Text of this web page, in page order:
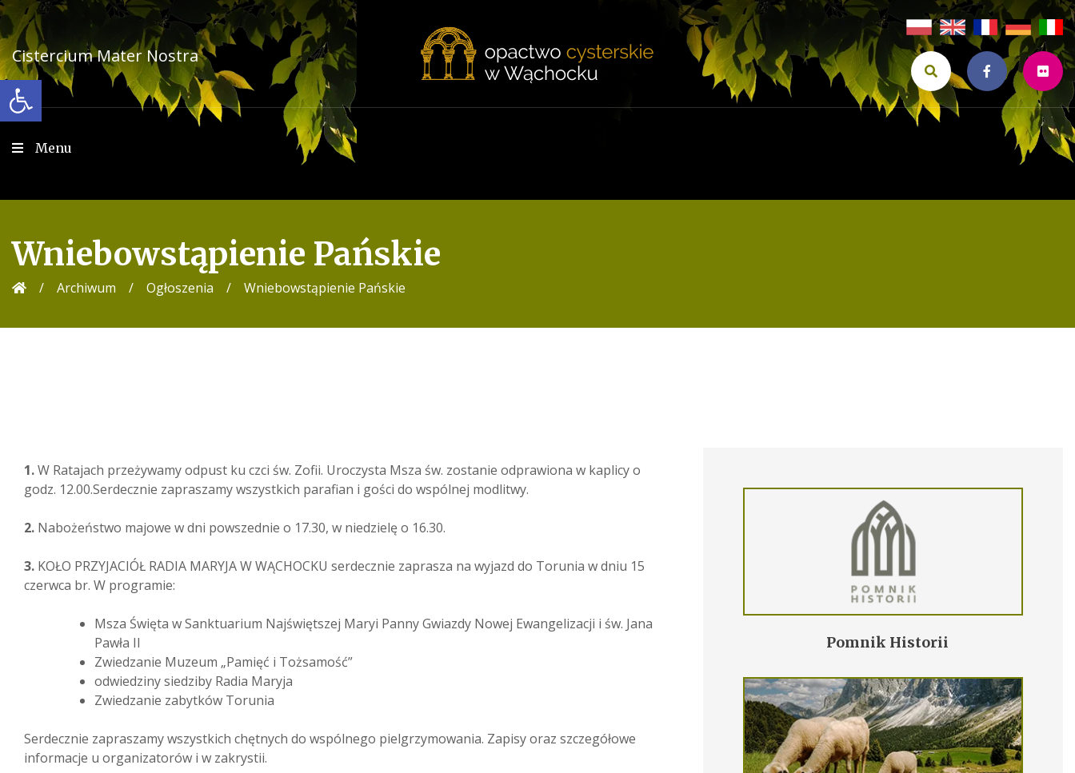
Open toolbar
Przejdź
do
treści
Cistercium Mater Nostra
Menu
Wniebowstąpienie Pańskie
/ Archiwum / Ogłoszenia / Wniebowstąpienie Pańskie
1.W Ratajach przeżywamy odpust ku czci św. Zofii. Uroczysta Msza św. zostanie odprawiona w kaplicy o
godz. 12.00.Serdecznie zapraszamy wszystkich parafian i gości do wspólnej modlitwy.
2. Nabożeństwo majowe w dni powszednie o 17.30, w niedzielę o 16.30.
3. KOŁO PRZYJACIÓŁ RADIA MARYJA W WĄCHOCKU serdecznie zaprasza na wyjazd do Torunia w dniu 15
czerwca br. W programie:
Msza Święta w Sanktuarium Najświętszej Maryi Panny Gwiazdy Nowej Ewangelizacji i św. Jana
Pawła II
Zwiedzanie Muzeum „Pamięć i Tożsamość”
odwiedziny siedziby Radia Maryja
Zwiedzanie zabytków Torunia
Serdecznie zapraszamy wszystkich chętnych do wspólnego pielgrzymowania. Zapisy oraz szczegółowe
informacje u organizatorów i w zakrystii.
Pomnik Historii